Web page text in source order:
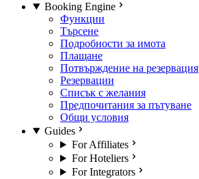
Booking Engine
Функции
Търсене
Подробности за имота
Плащане
Потвърждение на резервация
Резервации
Списък с желания
Предпочитания за пътуване
Общи условия
Guides
For Affiliates
For Hoteliers
For Integrators